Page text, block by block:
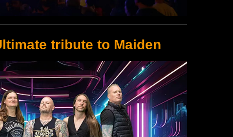
tribute to Maiden